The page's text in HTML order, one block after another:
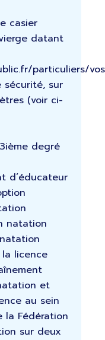
casier
datant
particuliers/
sur
(voir ci-
degré
d’éducateur
natation
la licence
et
au sein
la Fédération
sur deux